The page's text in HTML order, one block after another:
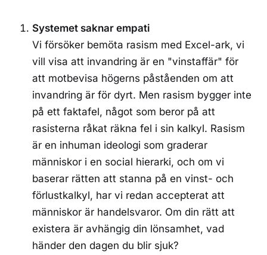
Systemet saknar empati
Vi försöker bemöta rasism med Excel-ark, vi
vill visa att invandring är en "vinstaffär" för
att motbevisa högerns påståenden om att
invandring är för dyrt. Men rasism bygger inte
på ett faktafel, något som beror på att
rasisterna råkat räkna fel i sin kalkyl. Rasism
är en inhuman ideologi som graderar
människor i en social hierarki, och om vi
baserar rätten att stanna på en vinst- och
förlustkalkyl, har vi redan accepterat att
människor är handelsvaror. Om din rätt att
existera är avhängig din lönsamhet, vad
händer den dagen du blir sjuk?